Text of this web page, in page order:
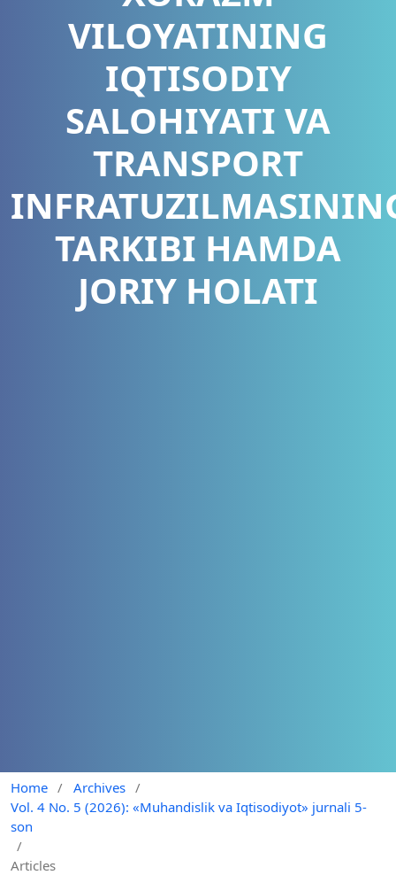
VILOYATINING
IQTISODIY
SALOHIYATI VA
TRANSPORT
TARKIBI HAMDA
JORIY HOLATI
Home / Archives /
Vol. 4 No. 5 (2026): «Muhandislik va Iqtisodiyot» jurnali 5-
son
/
Articles